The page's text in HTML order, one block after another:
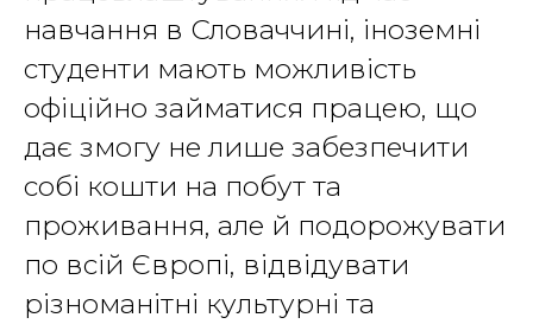
навчання в Словаччині, іноземні
студенти мають можливість
офіційно займатися працею, що
дає змогу не лише забезпечити
собі кошти на побут та
проживання, але й подорожувати
по всій Європі, відвідувати
різноманітні культурні та